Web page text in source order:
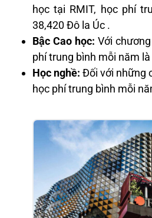
học tại RMIT, học phí
38,420 Đô la Úc .
Bậc Cao học: Với
phí trung bình mỗi năm
Học nghề: Đối với những
học phí trung bình mỗi